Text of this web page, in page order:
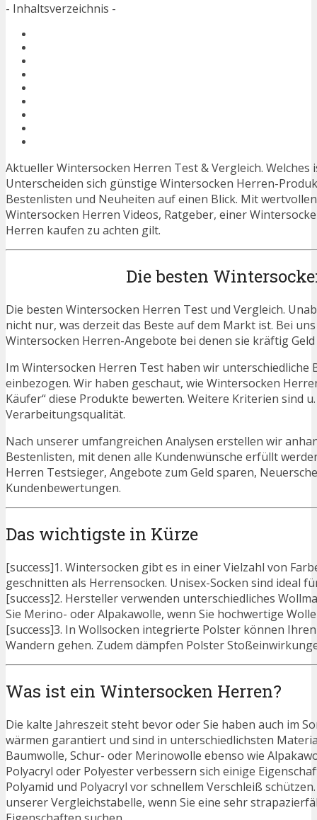
- Inhaltsverzeichnis -
Aktueller Wintersocken Herren Test & Vergleich.
Unterscheiden sich günstige Wintersocken Herren-
Bestenlisten und Neuheiten auf einen Blick. Mit
Wintersocken Herren Videos, Ratgeber, einer
Herren kaufen zu achten gilt.
Die besten
Die besten Wintersocken Herren Test und Vergleich.
nicht nur, was derzeit das Beste auf dem Markt ist. Bei
Wintersocken Herren-Angebote bei denen sie kräftig
Im Wintersocken Herren Test haben wir
einbezogen. Wir haben geschaut, wie Wintersocken
Käufer“ diese Produkte bewerten. Weitere Kriterien sind
Verarbeitungsqualität.
Nach unserer umfangreichen Analysen erstellen wir
Bestenlisten, mit denen alle Kundenwünsche erfüllt
Herren Testsieger, Angebote zum Geld sparen,
Kundenbewertungen.
Das wichtigste in Kürze
[success]1. Wintersocken gibt es in einer Vielzahl von
geschnitten als Herrensocken. Unisex-Socken sind ideal
[success]2. Hersteller verwenden unterschiedliches
Sie Merino- oder Alpakawolle, wenn Sie hochwertige
[success]3. In Wollsocken integrierte Polster können
Wandern gehen. Zudem dämpfen Polster
Was ist ein Wintersocken Herren?
Die kalte Jahreszeit steht bevor oder Sie haben auch im
wärmen garantiert und sind in unterschiedlichsten
Baumwolle, Schur- oder Merinowolle ebenso wie
Polyacryl oder Polyester verbessern sich einige
Polyamid und Polyacryl vor schnellem Verschleiß
unserer Vergleichstabelle, wenn Sie eine sehr